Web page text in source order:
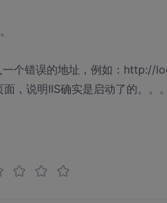
一个错误的地址，例如：
面，说明IIS确实是启动了的。。